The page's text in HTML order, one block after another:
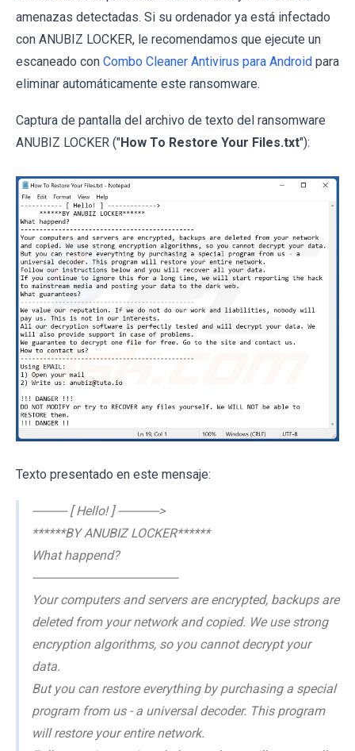
amenazas detectadas. Si su ordenador ya está infectado
con ANUBIZ LOCKER, le recomendamos que ejecute un
escaneado con Combo Cleaner Antivirus para Android para
eliminar automáticamente este ransomware.
Captura de pantalla del archivo de texto del ransomware
ANUBIZ LOCKER ("How To Restore Your Files.txt"):
Texto presentado en este mensaje:
----------- [ Hello! ] ------------->
******BY ANUBIZ LOCKER******
What happend?
----------------------------------------------
Your computers and servers are encrypted, backups are
deleted from your network and copied. We use strong
encryption algorithms, so you cannot decrypt your
data.
But you can restore everything by purchasing a special
program from us - a universal decoder. This program
will restore your entire network.